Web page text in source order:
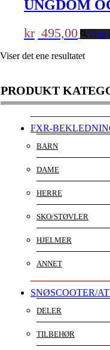
UNGDOM
kr 495,00 Velg
Viser det ene resultatet
PRODUKT
FXR-
BARN
DAME
HERRE
SKO/STØVLER
HJELMER
ANNET
SNØSCOOTER/
DELER
TILBEHØR